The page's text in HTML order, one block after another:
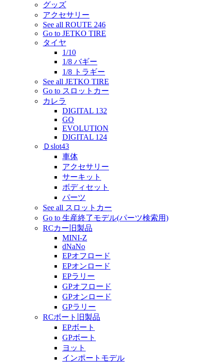
グッズ
アクセサリー
See all ROUTE 246
Go to JETKO TIRE
タイヤ
1/10
1/8 バギー
1/8 トラギー
See all JETKO TIRE
Go to スロットカー
カレラ
DIGITAL 132
GO
EVOLUTION
DIGITAL 124
Ｄslot43
車体
アクセサリー
サーキット
ボディセット
パーツ
See all スロットカー
Go to 生産終了モデル(パーツ検索用)
RCカー旧製品
MINI-Z
dNaNo
EPオフロード
EPオンロード
EPラリー
GPオフロード
GPオンロード
GPラリー
RCボート旧製品
EPボート
GPボート
ヨット
インポートモデル